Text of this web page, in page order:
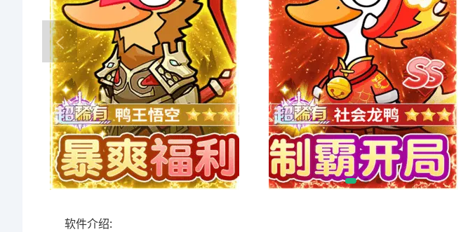
软件介绍: